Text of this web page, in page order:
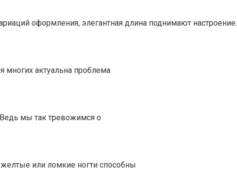
оформления, элегантная длина поднимают настроение.
актуальна проблема
мы так тревожимся о
или ломкие ногти способны